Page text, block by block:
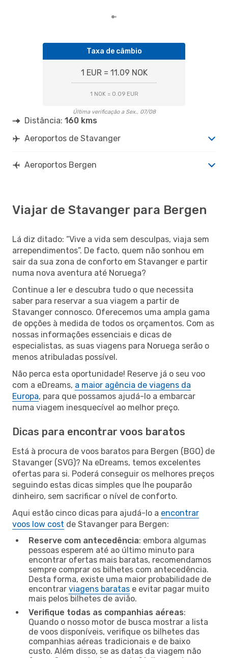
Taxa de câmbio
1 EUR = 11.09 NOK
1 NOK = 0.09 EUR
Última verificação a Sex., 07/08
Distância: 160 kms
Aeroportos de Stavanger
Aeroportos Bergen
Viajar de Stavanger para Bergen
Lá diz ditado: “Vive a vida sem desculpas, viaja sem
arrependimentos”. De facto, quem não sonhou em
sair da sua zona de conforto em Stavanger e partir
numa nova aventura até Noruega?
Continue a ler e descubra tudo o que necessita
saber para reservar a sua viagem a partir de
Stavanger connosco. Oferecemos uma ampla gama
de opções à medida de todos os orçamentos. Com as
nossas informações essenciais e dicas de
especialistas, as suas viagens para Noruega serão o
menos atribuladas possível.
Não perca esta oportunidade! Reserve já o seu voo
com a eDreams, a maior agência de viagens da
Europa, para que possamos ajudá-lo a embarcar
numa viagem inesquecível ao melhor preço.
Dicas para encontrar voos baratos
Está à procura de voos baratos para Bergen (BGO) de
Stavanger (SVG)? Na eDreams, temos excelentes
ofertas para si. Poderá conseguir os melhores preços
seguindo estas dicas simples que lhe pouparão
dinheiro, sem sacrificar o nível de conforto.
Aqui estão cinco dicas para ajudá-lo a encontrar
voos low cost de Stavanger para Bergen:
Reserve com antecedência: embora algumas
pessoas esperem até ao último minuto para
encontrar ofertas mais baratas, recomendamos
sempre comprar os bilhetes com antecedência.
Desta forma, existe uma maior probabilidade de
encontrar viagens baratas e evitar pagar muito
mais pelos bilhetes de avião.
Verifique todas as companhias aéreas:
Quando o nosso motor de busca mostrar a lista
de voos disponíveis, verifique os bilhetes das
companhias aéreas tradicionais e de baixo
custo. Além disso, se as datas da viagem não